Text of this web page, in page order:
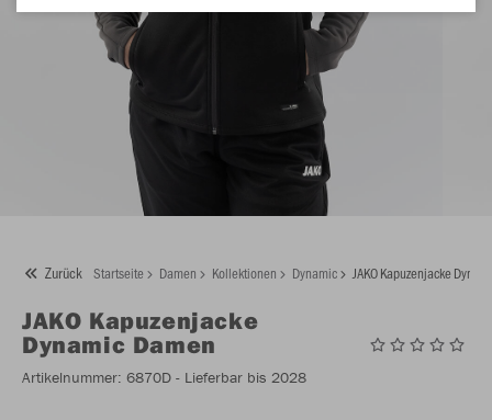
Zurück Startseite Damen Kollektionen Dynamic JAKO Kapuzenjacke
JAKO Kapuzenjacke
Dynamic Damen
Artikelnummer: 6870D - Lieferbar bis 2028